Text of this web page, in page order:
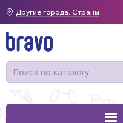
Другие города, Страны